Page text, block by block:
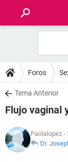
FOROS
SALUD
FAMILIA
NUTRICIÓN
Foros
Tema Anterior
Flujo vaginal
Paolalopez -
Dr.